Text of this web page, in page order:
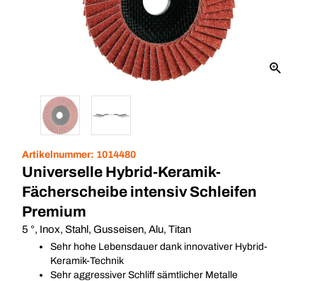
Artikelnummer: 1014480
Universelle Hybrid-Keramik-
Fächerscheibe intensiv Schleifen
Premium
5 °, Inox, Stahl, Gusseisen, Alu, Titan
Sehr hohe Lebensdauer dank innovativer Hybrid-
Keramik-Technik
Sehr aggressiver Schliff sämtlicher Metalle